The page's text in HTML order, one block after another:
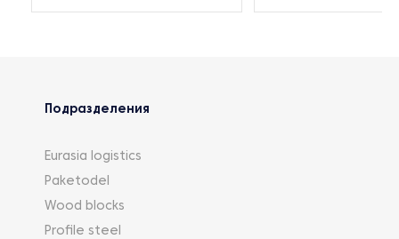
Подразделения
Eurasia logistics
Paketodel
Wood blocks
Profile steel